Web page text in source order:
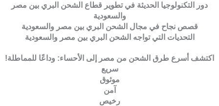
دور التكنولوجيا الحديثة في تطوير قطاع الشحن البري بين مصر
والسعودية
قصص نجاح في مجال الشحن البري بين مصر والسعودية
التحديات التي تواجه الشحن البري بين مصر والسعودية
اكتشف أسرع طرق الشحن من مصر إلى الأحساء: وداعًا للمماطلة!
سريع
موثوق
آمن
رخيص